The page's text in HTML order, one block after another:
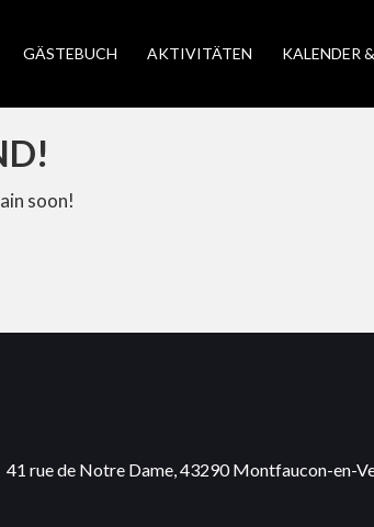
GÄSTEBUCH AKTIVITÄTEN KALENDER
soon!
41 rue de Notre Dame, 43290 Montfaucon-en-